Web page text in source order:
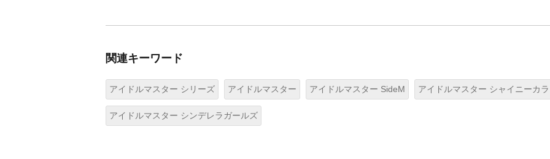
関連キーワード
アイドルマスター シリーズ アイドルマスター アイドルマスター SideM アイドルマスター シャイニーカ
アイドルマスター シンデレラガールズ